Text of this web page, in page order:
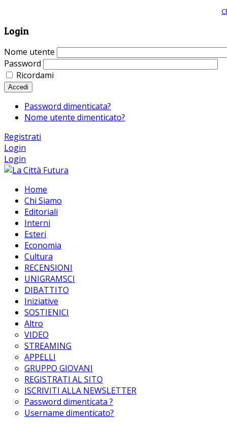
Login
Nome utente
Password
Ricordami
Accedi
Password dimenticata?
Nome utente dimenticato?
Registrati
Login
Login
Home
Chi Siamo
Editoriali
Interni
Esteri
Economia
Cultura
RECENSIONI
UNIGRAMSCI
DIBATTITO
Iniziative
SOSTIENICI
Altro
VIDEO
STREAMING
APPELLI
GRUPPO GIOVANI
REGISTRATI AL SITO
ISCRIVITI ALLA NEWSLETTER
Password dimenticata ?
Username dimenticato?